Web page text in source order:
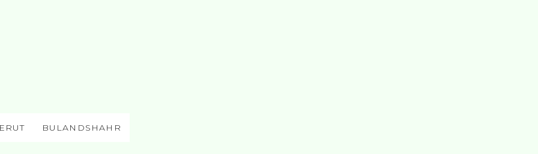
BULANDSHAHR